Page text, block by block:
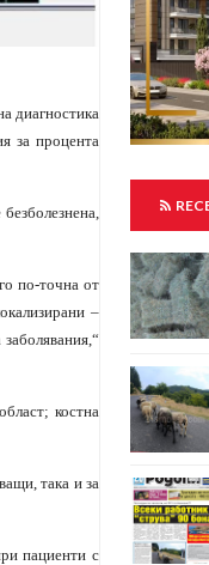
диагностика
за процента
по-точна от
–
костна
така и за
пациенти с